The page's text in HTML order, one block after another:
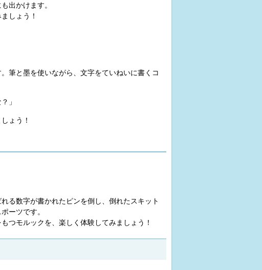
出かけます。
しょう！
筆と墨を使いながら、文字をていねいに書くコ
」
ょう！
る数字が書かれたピンを倒し、倒れたスキット
ーツです。
つモルックを、楽しく体験してみましょう！